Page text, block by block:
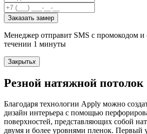
Заказать замер
Менеджер отправит SMS с промокодом и
течении 1 минуты
Закрытьx
Резной натяжной потолок
Благодаря технологии Apply можно
дизайн интерьера с помощью
поверхностей, представляющих собой
двумя и более уровнями пленок. Первый